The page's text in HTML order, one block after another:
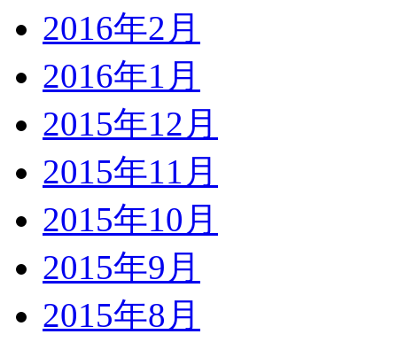
2016年2月
2016年1月
2015年12月
2015年11月
2015年10月
2015年9月
2015年8月